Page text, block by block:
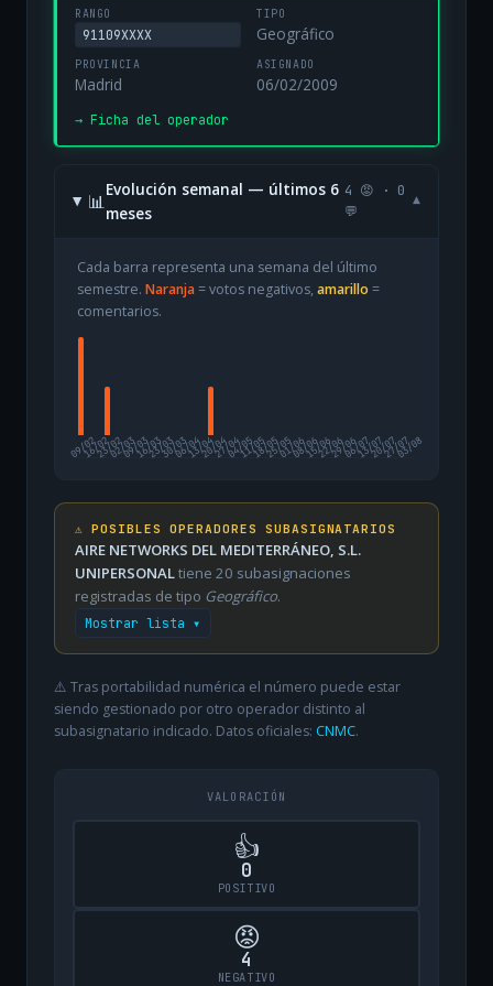
RANGO
91109XXXX
TIPO
Geográfico
PROVINCIA
Madrid
ASIGNADO
06/02/2009
→ Ficha del operador
📊
Evolución semanal — últimos 6
meses
4 😡 · 0
💬
▾
Cada barra representa una semana del último
semestre. Naranja= votos negativos, amarillo =
comentarios.
09/02
16/0223/0202/0309/0316/0323/0330/0306/0413/0420/0427/0404/0511/0518/0525/0501/0608/0615/0622/0629/0606/0713/0720/0727/07
03/08
⚠️ POSIBLES OPERADORES SUBASIGNATARIOS
AIRE NETWORKS DEL MEDITERRÁNEO, S.L.
UNIPERSONALtiene 20 subasignaciones
registradas de tipo Geográfico.
Mostrar lista ▾
⚠️ Tras portabilidad numérica el número puede estar
siendo gestionado por otro operador distinto al
subasignatario indicado. Datos oficiales: CNMC.
VALORACIÓN
👍
0
POSITIVO
😡
4
NEGATIVO